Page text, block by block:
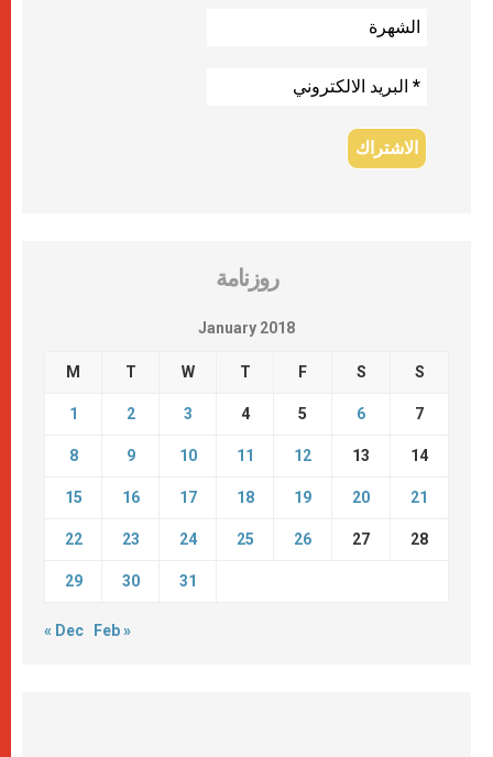
روزنامة
January 2018
M T W T F S S
1 2 3 4 5 6 7
8 9 10 11 12 13 14
15 16 17 18 19 20 21
22 23 24 25 26 27 28
29 30 31
« Dec Feb »